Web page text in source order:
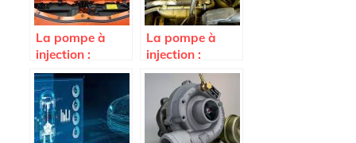
La pompe à
injection :
comment faire
pour tester son
électrovanne ?
La pompe à
injection :
l’essentiel à
retenir